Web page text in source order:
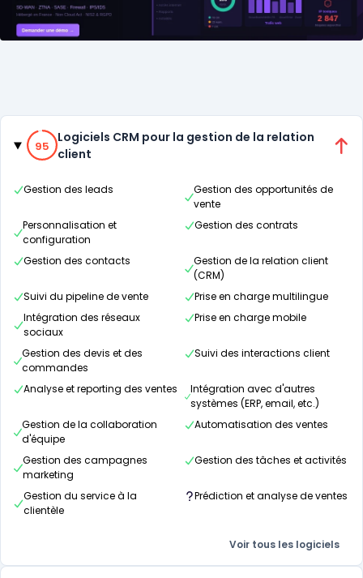
Catégories
95% de compatibilité
95
Logiciels CRM pour la gestion de la relation
client
Gestion des leads
Gestion des opportunités de
vente
Personnalisation et
configuration
Gestion des contrats
Gestion des contacts
Gestion de la relation client
(CRM)
Suivi du pipeline de vente
Prise en charge multilingue
Intégration des réseaux
sociaux
Prise en charge mobile
Gestion des devis et des
commandes
Suivi des interactions client
Analyse et reporting des ventes
Intégration avec d'autres
systèmes (ERP, email, etc.)
Gestion de la collaboration
d'équipe
Automatisation des ventes
Gestion des campagnes
marketing
Gestion des tâches et activités
Gestion du service à la
clientèle
Prédiction et analyse de ventes
Voir tous les logiciels